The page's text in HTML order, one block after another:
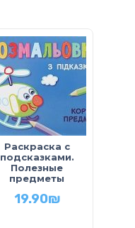
Раскраска с
подсказками.
Полезные
предметы
19.90₪